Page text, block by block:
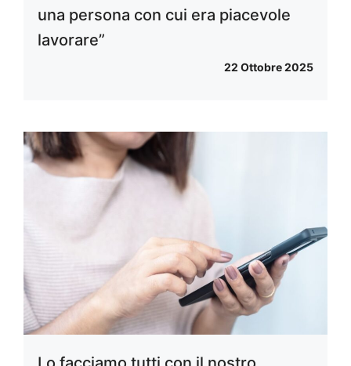
una persona con cui era piacevole
lavorare”
22 Ottobre 2025